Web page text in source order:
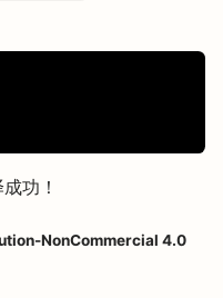
功！
NonCommercial 4.0